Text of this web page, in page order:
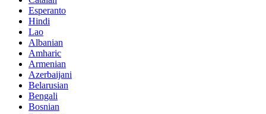
Esperanto
Hindi
Lao
Albanian
Amharic
Armenian
Azerbaijani
Belarusian
Bengali
Bosnian